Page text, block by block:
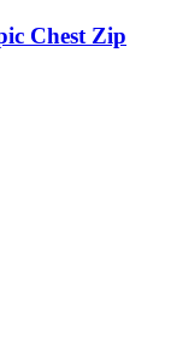
Chest Zip